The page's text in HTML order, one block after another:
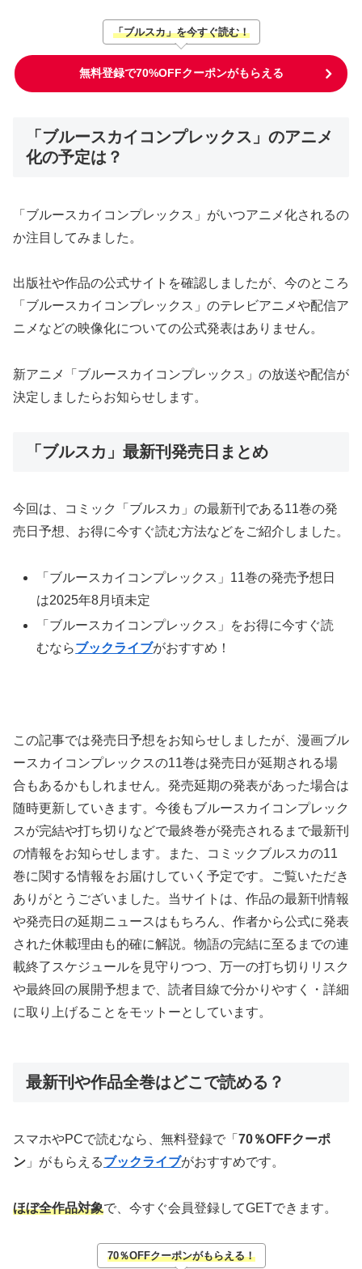
「ブルスカ」を今すぐ読む！
無料登録で70%OFFクーポンがもらえる
「ブルースカイコンプレックス」のアニメ
化の予定は？
「ブルースカイコンプレックス」がいつアニメ化されるの
か注目してみました。
出版社や作品の公式サイトを確認しましたが、今のところ
「ブルースカイコンプレックス」のテレビアニメや配信ア
ニメなどの映像化についての公式発表はありません。
新アニメ「ブルースカイコンプレックス」の放送や配信が
決定しましたらお知らせします。
「ブルスカ」最新刊発売日まとめ
今回は、コミック「ブルスカ」の最新刊である11巻の発
売日予想、お得に今すぐ読む方法などをご紹介しました。
「ブルースカイコンプレックス」11巻の発売予想日
は2025年8月頃未定
「ブルースカイコンプレックス」をお得に今すぐ読
むならブックライブがおすすめ！
この記事では発売日予想をお知らせしましたが、漫画ブル
ースカイコンプレックスの11巻は発売日が延期される場
合もあるかもしれません。発売延期の発表があった場合は
随時更新していきます。今後もブルースカイコンプレック
スが完結や打ち切りなどで最終巻が発売されるまで最新刊
の情報をお知らせします。また、コミックブルスカの11
巻に関する情報をお届けしていく予定です。ご覧いただき
ありがとうございました。当サイトは、作品の最新刊情報
や発売日の延期ニュースはもちろん、作者から公式に発表
された休載理由も的確に解説。物語の完結に至るまでの連
載終了スケジュールを見守りつつ、万一の打ち切りリスク
や最終回の展開予想まで、読者目線で分かりやすく・詳細
に取り上げることをモットーとしています。
最新刊や作品全巻はどこで読める？
スマホやPCで読むなら、無料登録で「 70％OFFクーポ
ン 」がもらえるブックライブがおすすめです。
ほぼ全作品対象で、今すぐ会員登録してGETできます。
70％OFFクーポンがもらえる！